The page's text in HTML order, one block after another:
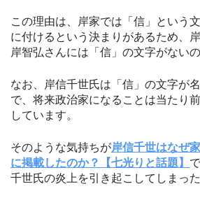
この理由は、岸家では「信」という
に付けるという決まりがあるため、
岸智弘さんには「信」の文字がないの
なお、岸信千世氏は「信」の文字が
で、将来政治家になることは当たり
しています。
そのような気持ちが岸信千世はなぜ
に掲載したのか？【七光りと話題】
千世氏の炎上を引き起こしてしまっ